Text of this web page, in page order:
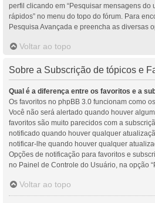
perfil clicando em “Pesquisar mensagens do
rápidos” no menu do topo do fórum. Para
Pesquisa Avançada e preencha as diversas
Voltar ao topo
Sobre a Subscrição de tópicos e
Qual é a diferença entre os favoritos e a
Os favoritos no phpBB 3.0 funcionam como
Você não será alertado quando houver
favoritos são muito parecidos com a
notificado quando houver qualquer
notificar-lhe quando houver qualquer
Opções de notificação para favoritos e
no Painel de Controle do Usuário, na opção
Voltar ao topo